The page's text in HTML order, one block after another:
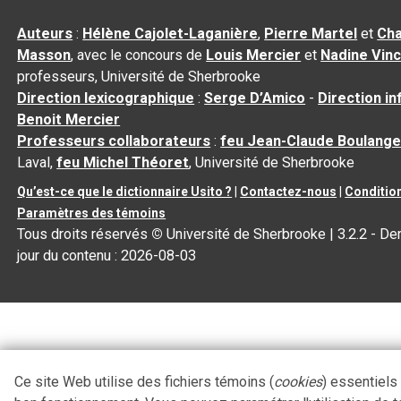
Auteurs : Hélène Cajolet-Laganière, Pierre Martel et
Masson, avec le concours de Louis Mercier et Nadine
professeurs, Université de Sherbrooke
Direction lexicographique :Serge D’Amico - Direction
Benoit Mercier
Professeurs collaborateurs :feu Jean-Claude
Laval,feu Michel Théoret, Université de Sherbrooke
Qu’est-ce que le dictionnaire Usito ? Contactez-nous
Paramètres des témoins
Tous droits réservés © Université de Sherbrooke |3.2.2 -
jour du contenu :2026-08-03
Ce site Web utilise des fichiers témoins (cookies) essentiels